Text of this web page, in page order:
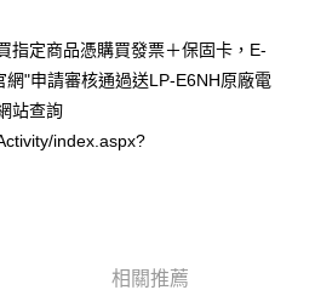
後才付款」的支付方式。 讓您購物簡單
綁卡、不需儲值。
證，即可結帳。
金額後，即可完成結帳。
指定商品憑購買發票＋保固卡，E-
"申請審核通過送LP-E6NH原廠電
站查詢
index.aspx?
相關推薦